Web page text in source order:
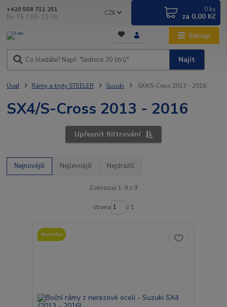
Eshop
CZK
Najít
+420 558 711 251
Po- Pá 7:00- 15:00
0 ks
za 0,00 Kč
Úvod Rámy a kryty STEELER Suzuki SX4/S-Cross 2013 - 2016
SX4/S-Cross 2013 - 2016
Upřesnit fiiltrování
Nejnovější Nejlevnější Nejdražší
Zobrazuji 1-9 z 9
strana z 1
Novinka